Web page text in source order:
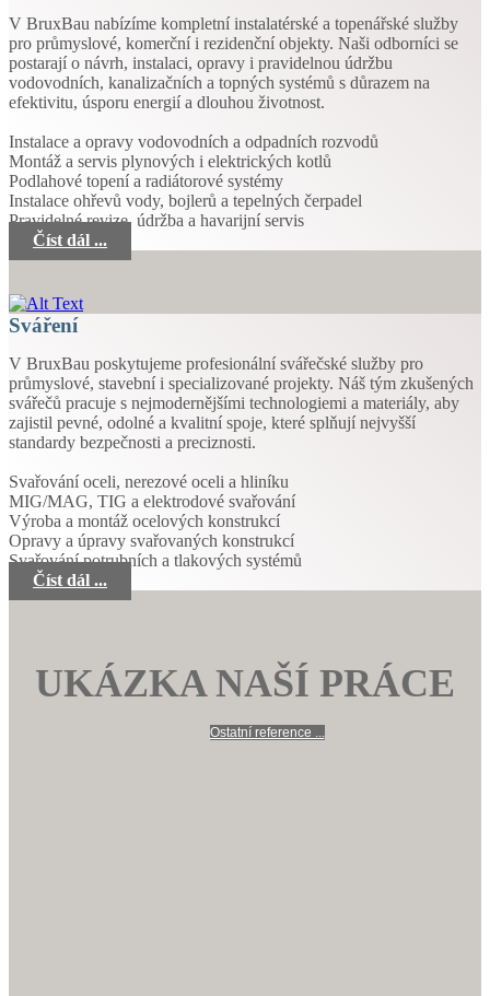
V BruxBau nabízíme kompletní instalatérské a topenářské služby
pro průmyslové, komerční i rezidenční objekty. Naši odborníci se
postarají o návrh, instalaci, opravy i pravidelnou údržbu
vodovodních, kanalizačních a topných systémů s důrazem na
efektivitu, úsporu energií a dlouhou životnost.
Instalace a opravy vodovodních a odpadních rozvodů
Montáž a servis plynových i elektrických kotlů
Podlahové topení a radiátorové systémy
Instalace ohřevů vody, bojlerů a tepelných čerpadel
Pravidelné revize, údržba a havarijní servis
Číst dál ...
Sváření
V BruxBau poskytujeme profesionální svářečské služby pro
průmyslové, stavební i specializované projekty. Náš tým zkušených
svářečů pracuje s nejmodernějšími technologiemi a materiály, aby
zajistil pevné, odolné a kvalitní spoje, které splňují nejvyšší
standardy bezpečnosti a preciznosti.
Svařování oceli, nerezové oceli a hliníku
MIG/MAG, TIG a elektrodové svařování
Výroba a montáž ocelových konstrukcí
Opravy a úpravy svařovaných konstrukcí
Svařování potrubních a tlakových systémů
Číst dál ...
UKÁZKA NAŠÍ PRÁCE
Ostatní reference ...